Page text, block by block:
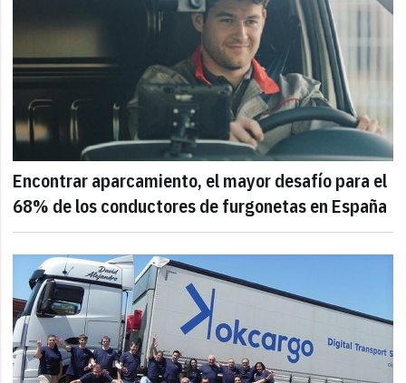
Encontrar aparcamiento, el mayor desafío para el
68% de los conductores de furgonetas en España